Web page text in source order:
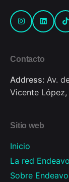
Contacto
Address: Av.
Vicente
Sitio web
Inicio
La red
Sobre